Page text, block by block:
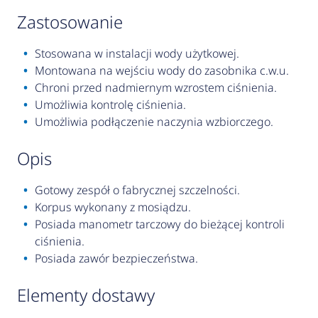
zastosowanie
Stosowana w instalacji wody użytkowej.
Montowana na wejściu wody do zasobnika c.w.u.
Chroni przed nadmiernym wzrostem ciśnienia.
Umożliwia kontrolę ciśnienia.
Umożliwia podłączenie naczynia wzbiorczego.
opis
Gotowy zespół o fabrycznej szczelności.
Korpus wykonany z mosiądzu.
Posiada manometr tarczowy do bieżącej kontroli
ciśnienia.
Posiada zawór bezpieczeństwa.
elementy dostawy